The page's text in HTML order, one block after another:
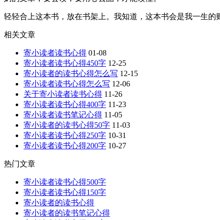
轻轻合上这本书，放在书架上。我知道，这本书会是我一生的
相关文章
寄小读者读书心得 01-08
寄小读者读书心得450字 12-25
寄小读者的读书心得怎么写 12-15
寄小读者读书心得怎么写 12-06
关于寄小读者读书心得 11-26
寄小读者读书心得400字 11-23
寄小读者读书笔记心得 11-05
寄小读者的读书心得50字 11-03
寄小读者读书心得250字 10-31
寄小读者读书心得200字 10-27
热门文章
寄小读者读书心得500字
寄小读者读书心得150字
寄小读者的读书心得
寄小读者的读书笔记心得